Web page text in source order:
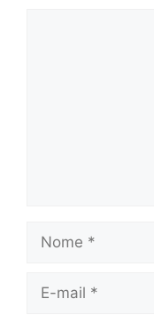
mail